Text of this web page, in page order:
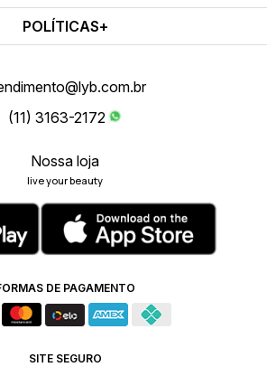
POLÍTICAS
(11) 3163-2172
Nossa loja
live your beauty
DE PAGAMENTO
SITE SEGURO